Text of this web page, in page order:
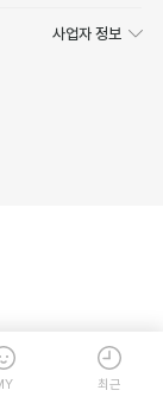
사업자 정보
최근